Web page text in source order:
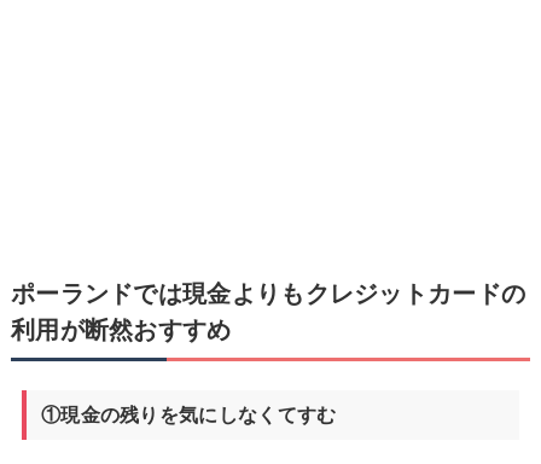
ポーランドでは現金よりもクレジットカードの
利用が断然おすすめ
①現金の残りを気にしなくてすむ